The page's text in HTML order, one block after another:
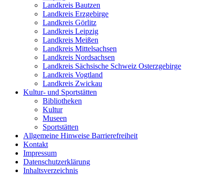
Landkreis Bautzen
Landkreis Erzgebirge
Landkreis Görlitz
Landkreis Leipzig
Landkreis Meißen
Landkreis Mittelsachsen
Landkreis Nordsachsen
Landkreis Sächsische Schweiz Osterzgebirge
Landkreis Vogtland
Landkreis Zwickau
Kultur- und Sportstätten
Bibliotheken
Kultur
Museen
Sportstätten
Allgemeine Hinweise Barrierefreiheit
Kontakt
Impressum
Datenschutzerklärung
Inhaltsverzeichnis